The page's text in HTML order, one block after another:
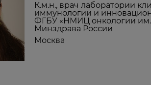
К.м.н., врач лаборатории
иммунологии и
ФГБУ «НМИЦ онкологии им.
Минздрава России
Москва